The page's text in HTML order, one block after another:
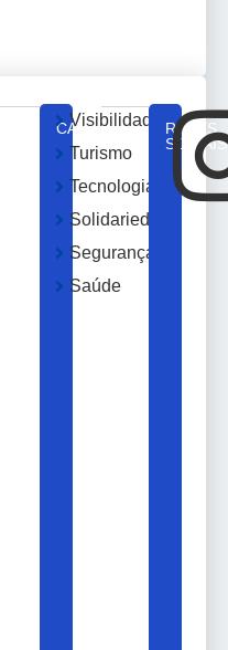
CATEGORIAS
Visibilidade
Turismo
Tecnologia
Solidariedade
Segurança
Saúde
REDES
SOCIAIS